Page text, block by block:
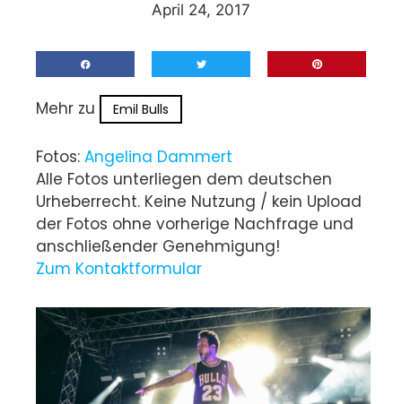
April 24, 2017
Mehr zu Emil Bulls
Fotos: Angelina Dammert
Alle Fotos unterliegen dem deutschen
Urheberrecht. Keine Nutzung / kein Upload
der Fotos ohne vorherige Nachfrage und
anschließender Genehmigung!
Zum Kontaktformular